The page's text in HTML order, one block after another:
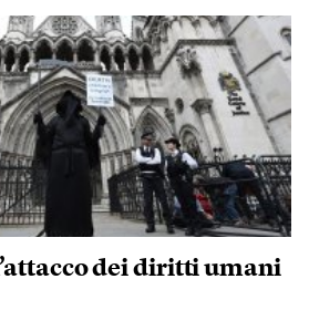
dei diritti umani